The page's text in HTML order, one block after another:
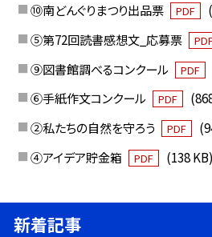
⑩南どんぐりまつり出品票
PDF
⑤第72回読書感想文_応募票
⑨図書館調べるコンクール
PDF
⑥手紙作文コンクール
PDF
②私たちの自然を守ろう
PDF
④アイデア貯金箱
PDF (138 KB)
新着記事